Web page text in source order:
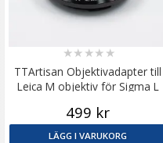
TTArtisan Objektivadapter till
Leica M objektiv för Sigma L
★★ ★★ ★
499 kr
LÄGG I VARUKORG